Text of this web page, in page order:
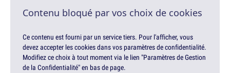
Contenu bloqué par vos choix de cookies
Ce contenu est fourni par un service tiers. Pour l'afficher, vous
devez accepter les cookies dans vos paramètres de confidentialité.
Modifiez ce choix à tout moment via le lien "Paramètres de Gestion
de la Confidentialité" en bas de page.